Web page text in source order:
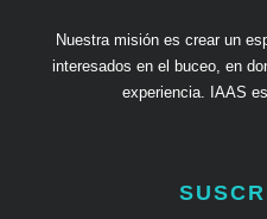
Nuestra misión es crear un
interesados en el buceo, en
experiencia. IAAS